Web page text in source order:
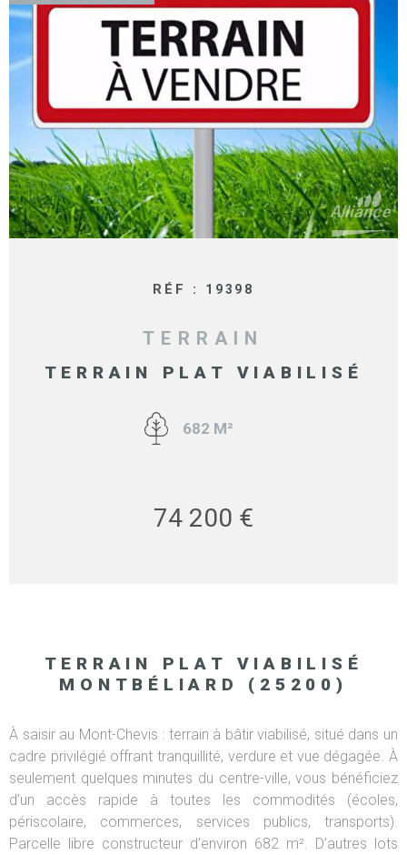
NOS
VENDUS
NOS
RÉF : 19398
TERRAIN
TERRAIN PLAT VIABILISÉ
682 M²
74 200 €
TERRAIN PLAT VIABILISÉ
MONTBÉLIARD (25200)
À saisir au Mont-Chevis : terrain à bâtir viabilisé, situé dans un
cadre privilégié offrant tranquillité, verdure et vue dégagée. À
seulement quelques minutes du centre-ville, vous bénéficiez
d’un accès rapide à toutes les commodités (écoles,
périscolaire, commerces, services publics, transports).
Parcelle libre constructeur d’environ 682 m². D’autres lots
Pièces
PIÈCES
RÉFÉRENCE
PLUS DE CRITÈRES
RECHERCHER